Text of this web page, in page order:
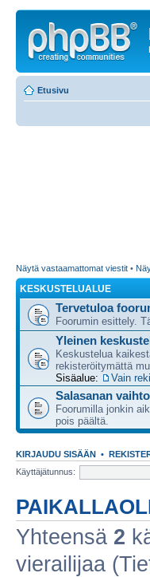
Etusivu
Näytä vastaamattomat viestit •
KESKUSTELUALUE
Tervetuloa
Foorumin esittely.
Yleinen
Keskustelua
rekisteröitymättä
Sisäalue:
Vain
Salasanan
Foorumilla jonkin
pois päältä.
KIRJAUDU SISÄÄN •
Käyttäjätunnus:
Yhteensä 2
vierailijaa